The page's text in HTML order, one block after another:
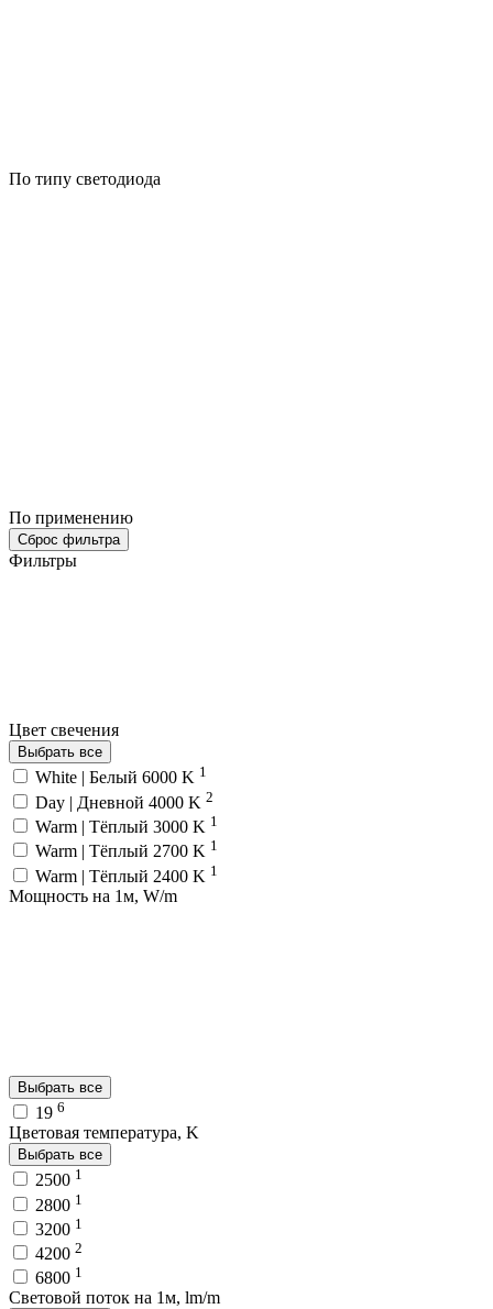
По типу светодиода
По применению
Сброс фильтра
Фильтры
Цвет свечения
Выбрать все
White | Белый 6000 K 1
Day | Дневной 4000 K 2
Warm | Тёплый 3000 K 1
Warm | Тёплый 2700 K 1
Warm | Тёплый 2400 K 1
Мощность на 1м, W/m
Выбрать все
19 6
Цветовая температура, K
Выбрать все
2500 1
2800 1
3200 1
4200 2
6800 1
Световой поток на 1м, lm/m